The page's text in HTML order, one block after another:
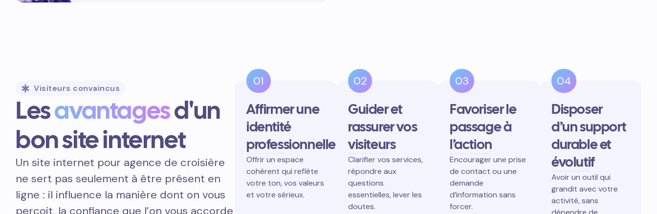
Visiteurs convaincus
Lesavantagesd'un
bon site internet
Un site internet pour agence de croisière
ne sert pas seulement à être présent en
ligne : il influence la manière dont on vous
perçoit, la confiance que l’on vous accorde
01
Affirmer une
identité
professionnelle
Offrir un espace
cohérent qui reflète
votre ton, vos valeurs
et votre sérieux.
02
Guider et
rassurer vos
visiteurs
Clarifier vos services,
répondre aux
questions
essentielles, lever les
doutes.
03
Favoriser le
passage à
l’action
Encourager une prise
de contact ou une
demande
d’information sans
forcer.
04
Disposer
d’un support
durable et
évolutif
Avoir un outil qui
grandit avec votre
activité, sans